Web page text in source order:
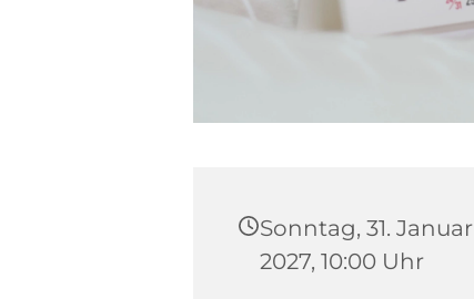
Sonntag, 31. Januar
2027, 10:00 Uhr